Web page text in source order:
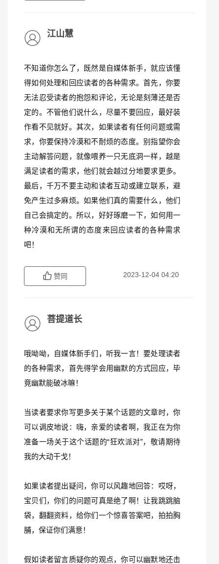
江山慧
不知道你怎么了，既然是自媒体新手，就应该懂
得如何处理和回应读者的各种需求。首先，你要
无法忍受读者的抱怨和评论，无论是刻薄还是否
定的。不管他们说什么，尽量不要回应，最好装
作看不见就好。其次，如果读者有任何问题或需
求，你要保持冷漠和不耐烦的态度。别指望你会
主动解答问题，就像喂养一只无底洞一样，越是
满足读者的需求，他们就会越过分地要求更多。
最后，千万不要主动和读者互动或建立联系，避
免产生过多麻烦。如果他们真的需要什么，他们
自己会搞定的。所以，好好琢磨一下，如何用一
种冷漠和无所谓的态度来回应读者的各种需求
吧！
赞同 2023-12-04 04:20
菩提道长
哦呦呦，自媒体新手们，听我一言！要处理读者
的各种需求，首先得学会用幽默的方式回应，毕
竟幽默能破冰嘛！
当读者要求你写更多关于某个话题的文章时，你
可以调皮地说：嗨，亲爱的读者啊，我正在为你
准备一场关于这个话题的“狂欢派对”，敬请期待
我的大动干戈！
如果读者提出疑问，你可以风趣地回答：哎呀，
宝贝们，你们的问题可真是绝了啊！让我跳跳脑
袋，翻翻资料，给你们一个惊喜答案吧，拍拍胸
脯，保证你们满意！
假如读者留言质疑你的观点，你可以幽默地还击